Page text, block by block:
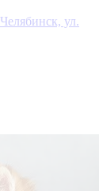
Челябинск, ул.